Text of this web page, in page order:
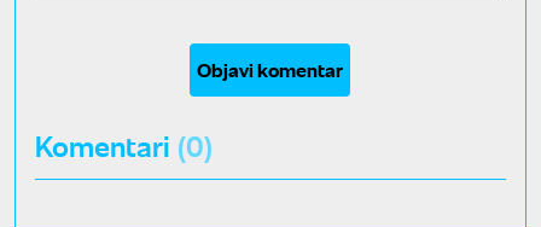
Objavi komentar
Komentari (0)